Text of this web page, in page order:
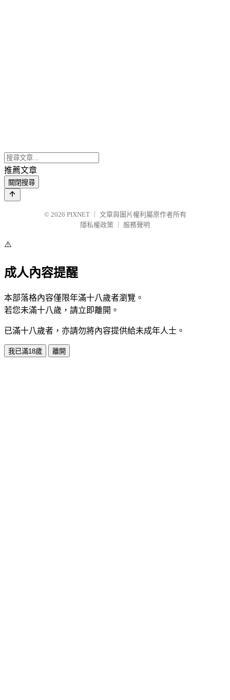
推薦文章
關閉搜尋
© 2026 PIXNET
文章與圖片權利屬原作者所有
隱私權政策
服務聲明
⚠️
成人內容提醒
本部落格內容僅限年滿十八歲者瀏覽。
若您未滿十八歲，請立即離開。
已滿十八歲者，亦請勿將內容提供給未成年人士。
我已滿18歲 離開